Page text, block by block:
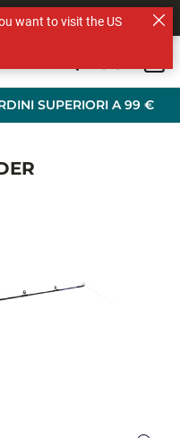
SUPERIORI A 99 €
want to visit the US